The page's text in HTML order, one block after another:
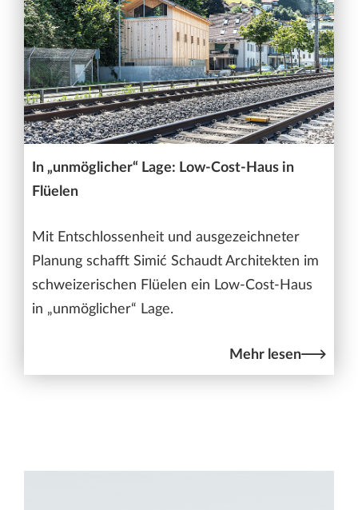
In „unmöglicher“ Lage: Low-Cost-Haus in
Flüelen
Mit Entschlossenheit und ausgezeichneter
Planung schafft Simić Schaudt Architekten im
schweizerischen Flüelen ein Low-Cost-Haus
in „unmöglicher“ Lage.
Mehr lesen